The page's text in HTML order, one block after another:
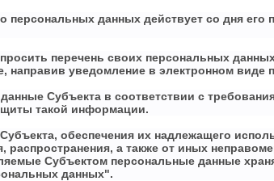
персональных данных действует со дня
перечень своих персональных
уведомление в электронном виде
Субъекта в соответствии с
такой информации.
обеспечения их надлежащего
распространения, а также от иных
Субъектом персональные данные
данных".